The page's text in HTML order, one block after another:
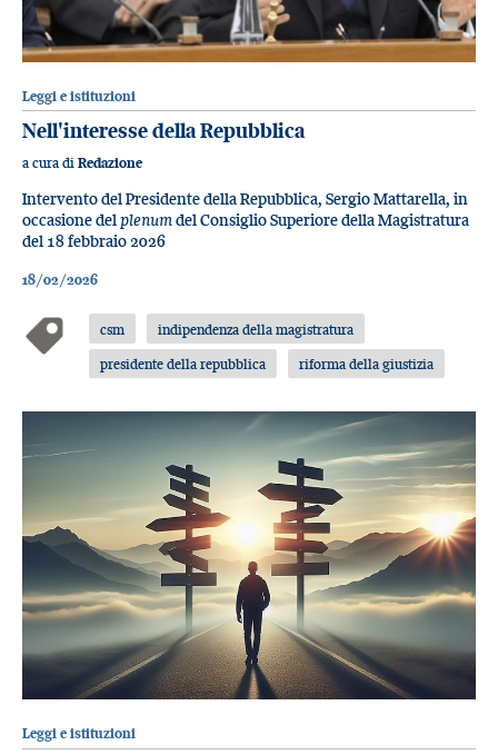
Leggi e istituzioni
Nell'interesse della Repubblica
a cura di Redazione
Intervento del Presidente della Repubblica, Sergio Mattarella, in
occasione delplenumdel Consiglio Superiore della Magistratura
del 18 febbraio 2026
18/02/2026
csm
indipendenza della magistratura
presidente della repubblica
riforma della giustizia
Leggi e istituzioni